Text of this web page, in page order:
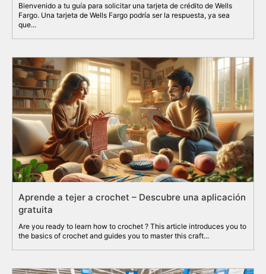
Bienvenido a tu guía para solicitar una tarjeta de crédito de Wells
Fargo. Una tarjeta de Wells Fargo podría ser la respuesta, ya sea
que...
Aprende a tejer a crochet – Descubre una aplicación
gratuita
Are you ready to learn how to crochet ? This article introduces you to
the basics of crochet and guides you to master this craft...